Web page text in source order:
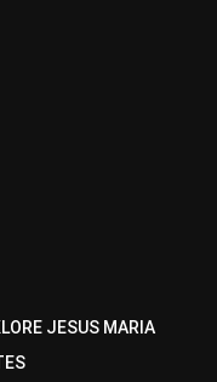
JESUS MARIA